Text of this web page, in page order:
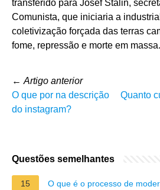
transferido para Josef Stalin,
Comunista, que iniciaria a
coletivização forçada das terras
fome, repressão e morte em massa.
← Artigo anterior
O que por na descrição
do instagram?
Quanto
Questões semelhantes
15 O que é o processo de